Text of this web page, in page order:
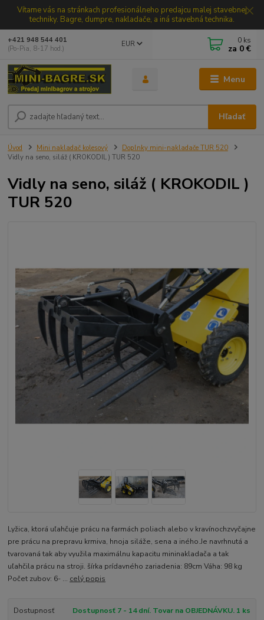
Vítame vás na stránkach profesionálneho predajcu malej stavebnej
techniky. Bagre, dumpre, nakladače, a iná stavebná technika.
Menu
EUR
Hľadať
+421 948 544 401
(Po-Pia, 8-17 hod.)
0 ks
za 0 €
Úvod Mini nakladač kolesový
Doplnky mini-nakladače TUR 520
Vidly na seno, siláž ( KROKODIL ) TUR 520
Vidly na seno, siláž ( KROKODIL )
TUR 520
Lyžica, ktorá uľahčuje prácu na farmách poliach alebo v kravínochzvyčajne
pre prácu na prepravu krmiva, hnoja siláže, sena a iného.Je navrhnutá a
tvarovaná tak aby využila maximálnu kapacitu mininakladača a tak
uľahčila prácu na stroji. šírka prídavného zariadenia: 89cm Váha: 98 kg
Počet zubov: 6- ... celý popis
Dostupnosť
Dostupnosť 7 - 14 dní. Tovar na OBJEDNÁVKU. 1 ks